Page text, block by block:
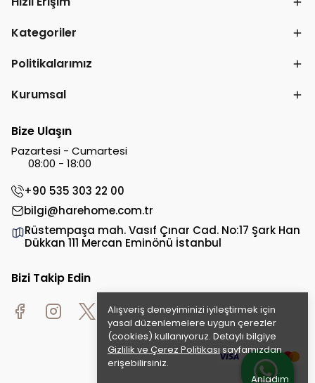
Alışveriş deneyiminizi iyileştirmek için
yasal düzenlemelere uygun çerezler
(cookies) kullanıyoruz. Detaylı bilgiye
Gizlilik ve Çerez Politikası sayfamızdan
erişebilirsiniz.
Anladım
Kategoriler
Politikalarımız
Kurumsal
Bize Ulaşın
Pazartesi - Cumartesi
08:00 - 18:00
+90 535 303 22 00
bilgi@harehome.com.tr
Rüstempaşa mah. Vasıf Çınar Cad. No:17 Şark Han
Dükkan 111 Mercan Eminönü İstanbul
Bizi Takip Edin